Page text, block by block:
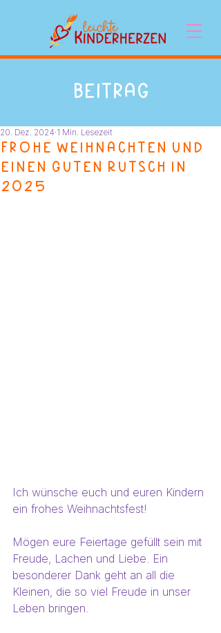
Beitrag
Frohe Weihnachten und
einen Guten Rutsch in
2025
20. Dez. 2024 1 Min. Lesezeit
Ich wünsche euch und euren Kindern
ein frohes Weihnachtsfest!
Mögen eure Feiertage gefüllt sein mit
Freude, Lachen und Liebe. Ein
besonderer Dank geht an all die
Kleinen, die so viel Freude in unser
Leben bringen.